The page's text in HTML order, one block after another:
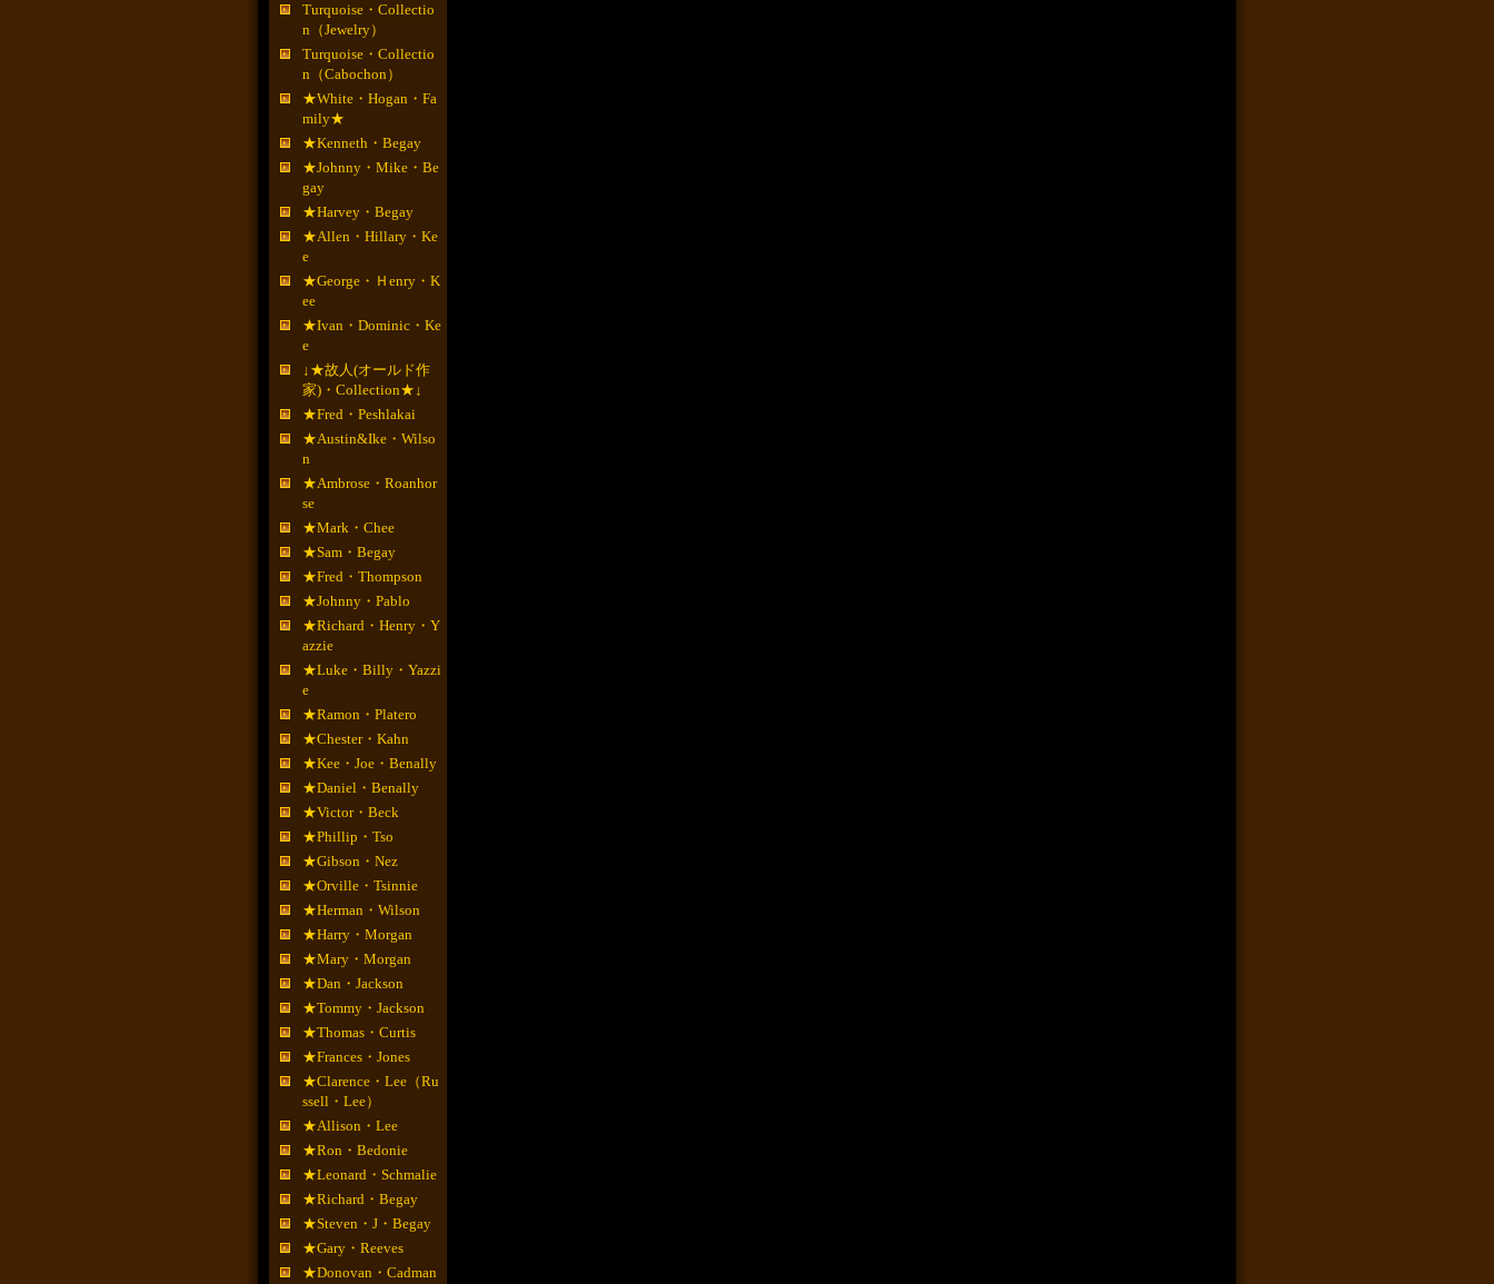
Turquoise・Collectio
n（Jewelry）
Turquoise・Collectio
n（Cabochon）
★White・Hogan・Fa
mily★
★Kenneth・Begay
★Johnny・Mike・Be
gay
★Harvey・Begay
★Allen・Hillary・Ke
e
★George・Ｈenry・K
ee
★Ivan・Dominic・Ke
e
↓★故人(オールド作
家)・Collection★↓
★Fred・Peshlakai
★Austin&Ike・Wilso
n
★Ambrose・Roanhor
se
★Mark・Chee
★Sam・Begay
★Fred・Thompson
★Johnny・Pablo
★Richard・Henry・Y
azzie
★Luke・Billy・Yazzi
e
★Ramon・Platero
★Chester・Kahn
★Kee・Joe・Benally
★Daniel・Benally
★Victor・Beck
★Phillip・Tso
★Gibson・Nez
★Orville・Tsinnie
★Herman・Wilson
★Harry・Morgan
★Mary・Morgan
★Dan・Jackson
★Tommy・Jackson
★Thomas・Curtis
★Frances・Jones
★Clarence・Lee（Ru
ssell・Lee）
★Allison・Lee
★Ron・Bedonie
★Leonard・Schmalie
★Richard・Begay
★Steven・J・Begay
★Gary・Reeves
★Donovan・Cadman